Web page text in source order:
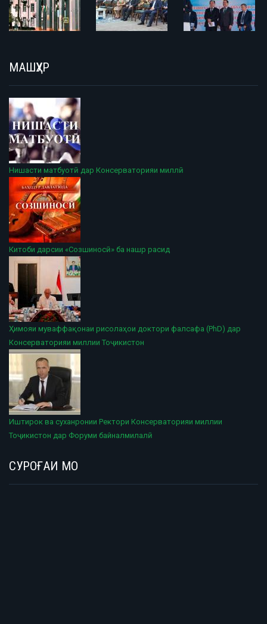
МАШҲУР
Нишасти матбуотӣ дар Консерваторияи миллӣ
Китоби дарсии «Созшиносӣ» ба нашр расид
Ҳимояи муваффақонаи рисолаҳои доктори фалсафа (PhD) дар
Консерваторияи миллии Тоҷикистон
Иштирок ва суханронии Ректори Консерваторияи миллии
Тоҷикистон дар Форуми байналмилалӣ
СУРОҒАИ МО